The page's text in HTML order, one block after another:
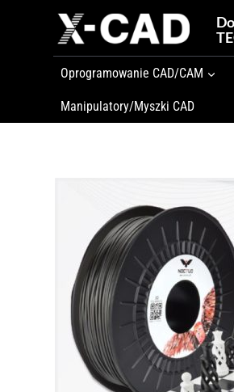
Oprogramowanie CAD/CAM
Manipulatory/Myszki CAD